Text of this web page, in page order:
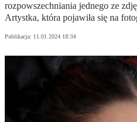
rozpowszechniania jednego ze
Artystka, która pojawiła się na
Publikacja: 11.01.2024 18:34